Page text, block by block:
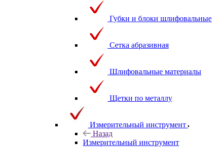
Губки и блоки шлифовальные
Сетка абразивная
Шлифовальные материалы
Щетки по металлу
Измерительный инструмент
Назад
Измерительный инструмент